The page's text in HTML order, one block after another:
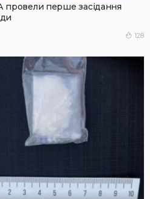
провели перше засідання
128